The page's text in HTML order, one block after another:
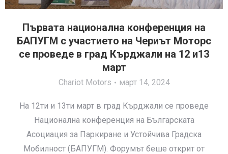
Първата национална конференция на
БАПУГМ с участието на Чериът Моторс
се проведе в град Кърджали на 12 и13
март
Chariot Motors март 14, 2024
На 12ти и 13ти март в град Кърджали се проведе
Национална конференция на Българската
Асоциация за Паркиране и Устойчива Градска
Мобилност (БАПУГМ). Форумът беше открит от